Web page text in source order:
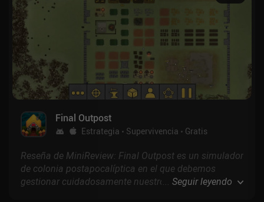
Final Outpost
Estrategia Supervivencia Gratis
Reseña de MiniReview: Final Outpost es un simulador
de colonia postapocalíptica en el que debemos
gestionar cuidadosamente nuestros limitados
... Seguir leyendo